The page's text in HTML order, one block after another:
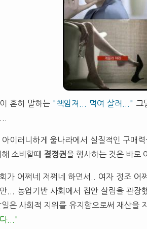
흔히 말하는 "책임져... 먹여 살려..."
그
아이러니하게 울나라에서 실질적인 구매
소비할때 결정권 을 행사하는 것은 바로
가 어쩌네 저쩌네 하면서.. 여자 정조 어
... 농업기반 사회에서 집안 살림을 관장
일은 사회적 지위를 유지함으로써 재산을
..."